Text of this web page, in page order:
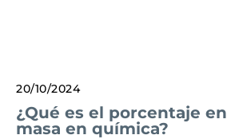
20/10/2024
¿Qué es el porcentaje en
masa en química?